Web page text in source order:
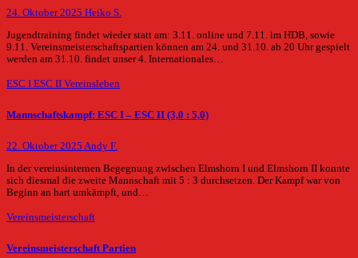
24. Oktober 2025 Heiko S.
Jugendtraining findet wieder statt am: 3.11. online und 7.11. im HDB, sowie
9.11. Vereinsmeisterschaftspartien können am 24. und 31.10. ab 20 Uhr gespielt
werden am 31.10. findet unser 4. Internationales…
ESC I ESC II Vereinsleben
Mannschaftskampf: ESC I – ESC II (3,0 : 5,0)
22. Oktober 2025 Andy F.
In der vereinsinternen Begegnung zwischen Elmshorn I und Elmshorn II konnte
sich diesmal die zweite Mannschaft mit 5 : 3 durchsetzen. Der Kampf war von
Beginn an hart umkämpft, und…
Vereinsmeisterschaft
Vereinsmeisterschaft Partien